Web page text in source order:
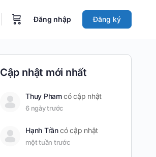
Đăng nhập Đăng ký
Cập nhật mới nhất
Thuy Phamcó cập nhật
6 ngày trước
Hạnh Trầncó cập nhật
một tuần trước